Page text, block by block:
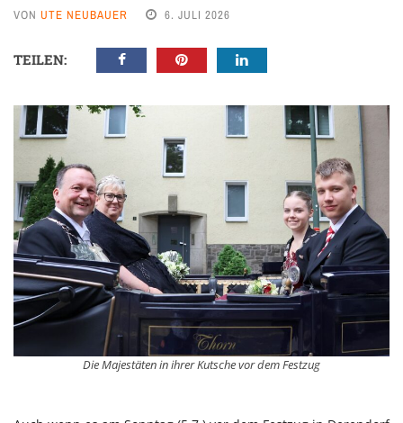
VON UTE NEUBAUER 6. JULI 2026
TEILEN:
Die Majestäten in ihrer Kutsche vor dem Festzug